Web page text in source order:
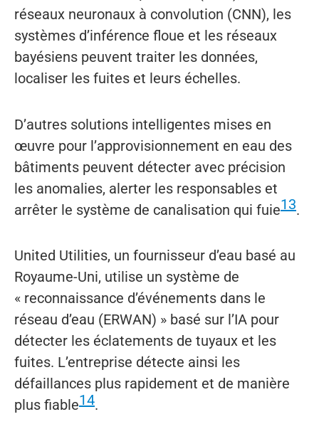
réseaux neuronaux à convolution (CNN), les
systèmes d’inférence floue et les réseaux
bayésiens peuvent traiter les données,
localiser les fuites et leurs échelles.
D’autres solutions intelligentes mises en
œuvre pour l’approvisionnement en eau des
bâtiments peuvent détecter avec précision
les anomalies, alerter les responsables et
arrêter le système de canalisation qui fuie13.
United Utilities, un fournisseur d’eau basé au
Royaume-Uni, utilise un système de
« reconnaissance d’événements dans le
réseau d’eau (ERWAN) » basé sur l’IA pour
détecter les éclatements de tuyaux et les
fuites. L’entreprise détecte ainsi les
défaillances plus rapidement et de manière
plus fiable14.